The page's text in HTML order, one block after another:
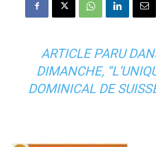
ARTICLE PARU
DIMANCHE,
DOMINICAL DE